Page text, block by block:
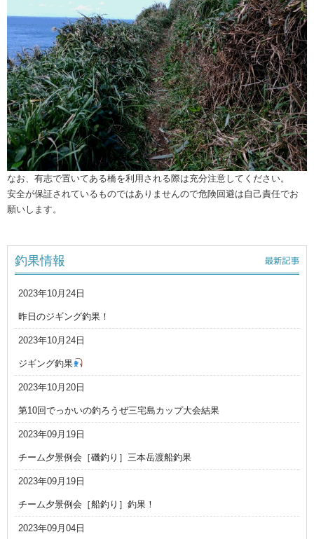
なお、有志で置いてある橋を利用される際は充分注意してください。
安全が保証されているものではありませんので危険回避は自己責任でお
願いします。
釣果情報
2023年10月24日
昨日のジギング釣果！
2023年10月24日
ジギング釣果
2023年10月20日
第10回でっかいの釣ろうぜ三宅島カップ大会結果
2023年09月19日
チーム夕景例会［磯釣り］三本岳渡船釣果
2023年09月19日
チーム夕景例会［船釣り］釣果！
2023年09月04日